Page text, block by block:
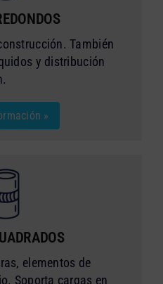
También
y distribución
»
elementos de
Soporta cargas en